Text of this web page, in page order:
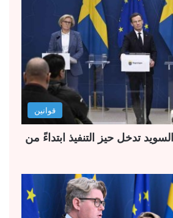
قوانين
تدخل حيز التنفيذ ابتداءً من